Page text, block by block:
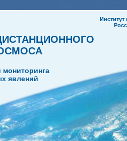
Институт
явлений